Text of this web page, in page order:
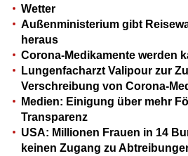
Wetter
Außenministerium gibt
heraus
Corona-Medikamente werden
Lungenfacharzt Valipour zur
Verschreibung von Corona-
Medien: Einigung über mehr
Transparenz
USA: Millionen Frauen in 14
keinen Zugang zu